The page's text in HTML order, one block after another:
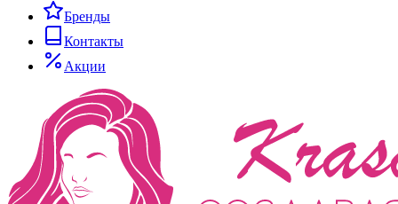
Бренды
Контакты
Акции